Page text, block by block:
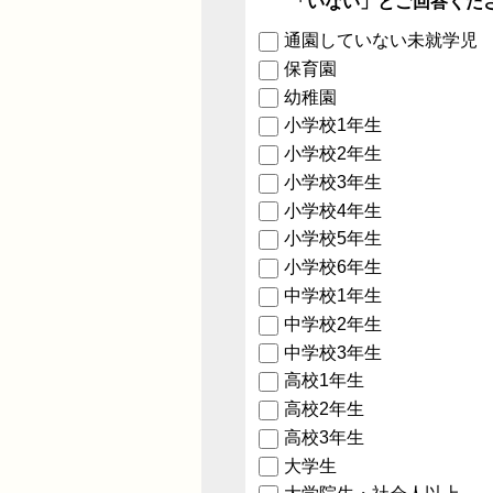
通園していない未就学児
保育園
幼稚園
小学校1年生
小学校2年生
小学校3年生
小学校4年生
小学校5年生
小学校6年生
中学校1年生
中学校2年生
中学校3年生
高校1年生
高校2年生
高校3年生
大学生